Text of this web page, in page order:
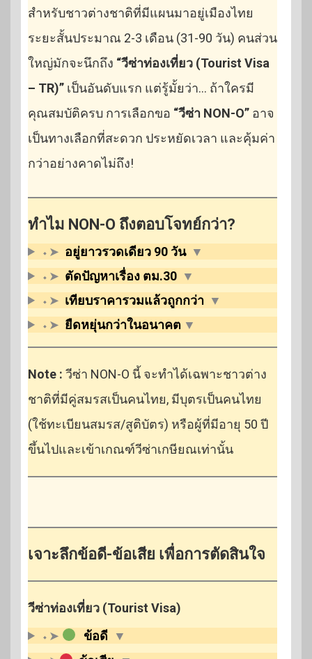
สำหรับชาวต่างชาติที่มีแผนมาอยู่เมืองไทย
ระยะสั้นประมาณ 2-3 เดือน (31-90 วัน) คนส่วน
ใหญ่มักจะนึกถึง “วีซ่าท่องเที่ยว (Tourist Visa
– TR)” เป็นอันดับแรก แต่รู้มั้ยว่า… ถ้าใครมี
คุณสมบัติครบ การเลือกขอ “วีซ่า NON-O” อาจ
เป็นทางเลือกที่สะดวก ประหยัดเวลา และคุ้มค่า
กว่าอย่างคาดไม่ถึง!
ทำไม NON-O ถึงตอบโจทย์กว่า?
⬩➤ อยู่ยาวรวดเดียว 90 วัน ▼
⬩➤ ตัดปัญหาเรื่อง ตม.30 ▼
⬩➤ เทียบราคารวมแล้วถูกกว่า ▼
⬩➤ ยืดหยุ่นกว่าในอนาคต ▼
Note : วีซ่า NON-O นี้ จะทำได้เฉพาะชาวต่าง
ชาติที่มีคู่สมรสเป็นคนไทย, มีบุตรเป็นคนไทย
(ใช้ทะเบียนสมรส/สูติบัตร) หรือผู้ที่มีอายุ 50 ปี
ขึ้นไปและเข้าเกณฑ์วีซ่าเกษียณเท่านั้น
เจาะลึกข้อดี-ข้อเสีย เพื่อการตัดสินใจ
วีซ่าท่องเที่ยว (Tourist Visa)
⬩➤
ข้อดี ▼